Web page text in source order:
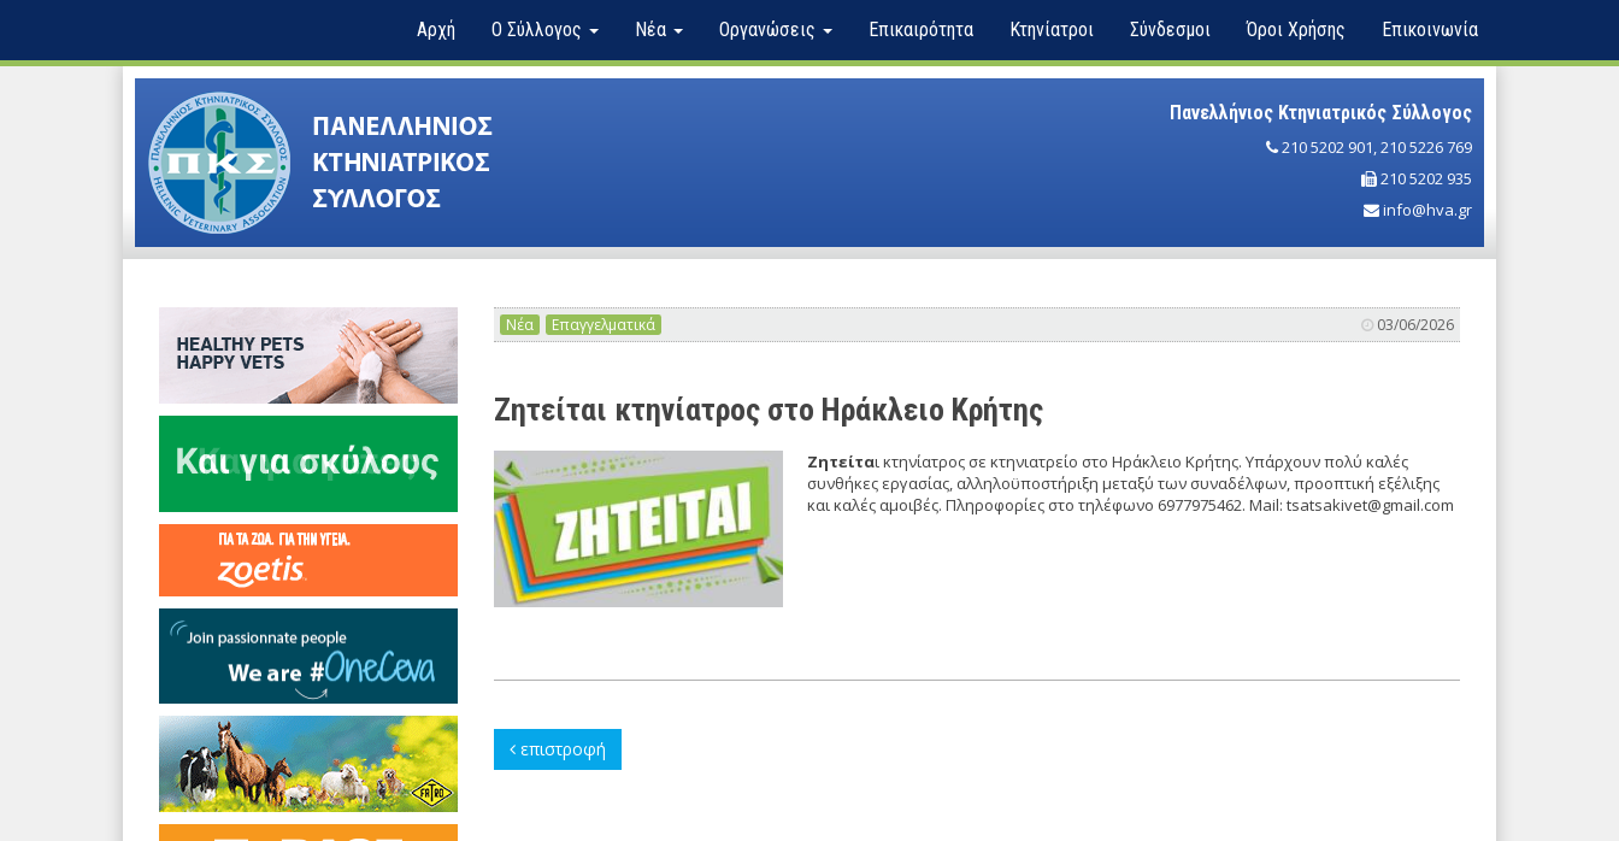
Αρχή Ο Σύλλογος Νέα Οργανώσεις Επικαιρότητα Κτηνίατροι Σύνδεσμοι Όροι Χρήσης Επικοινωνία
Πανελλήνιος Κτηνιατρικός Σύλλογος
210 5202 901,210 5226 769
210 5202 935
info@hva.gr
Νέα Επαγγελματικά 03/06/2026
Ζητείται κτηνίατρος στο Ηράκλειο Κρήτης
Ζητείται κτηνίατρος σε κτηνιατρείο στο Ηράκλειο Κρήτης. Υπάρχουν πολύ καλές
συνθήκες εργασίας, αλληλοϋποστήριξη μεταξύ των συναδέλφων, προοπτική εξέλιξης
και καλές αμοιβές. Πληροφορίες στο τηλέφωνο 6977975462. Mail: tsatsakivet@gmail.com
επιστροφή